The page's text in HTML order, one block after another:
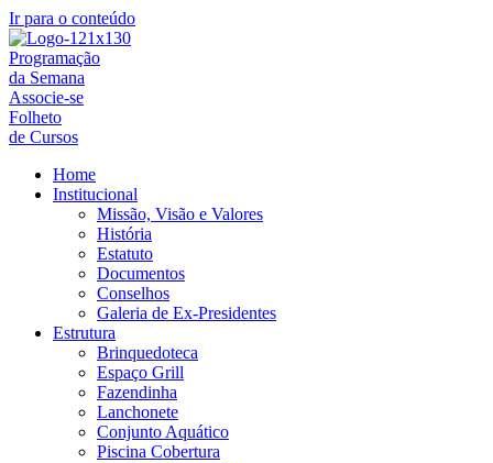
Ir para o conteúdo
Programação
da Semana
Associe-se
Folheto
de Cursos
Home
Institucional
Missão, Visão e Valores
História
Estatuto
Documentos
Conselhos
Galeria de Ex-Presidentes
Estrutura
Brinquedoteca
Espaço Grill
Fazendinha
Lanchonete
Conjunto Aquático
Piscina Cobertura